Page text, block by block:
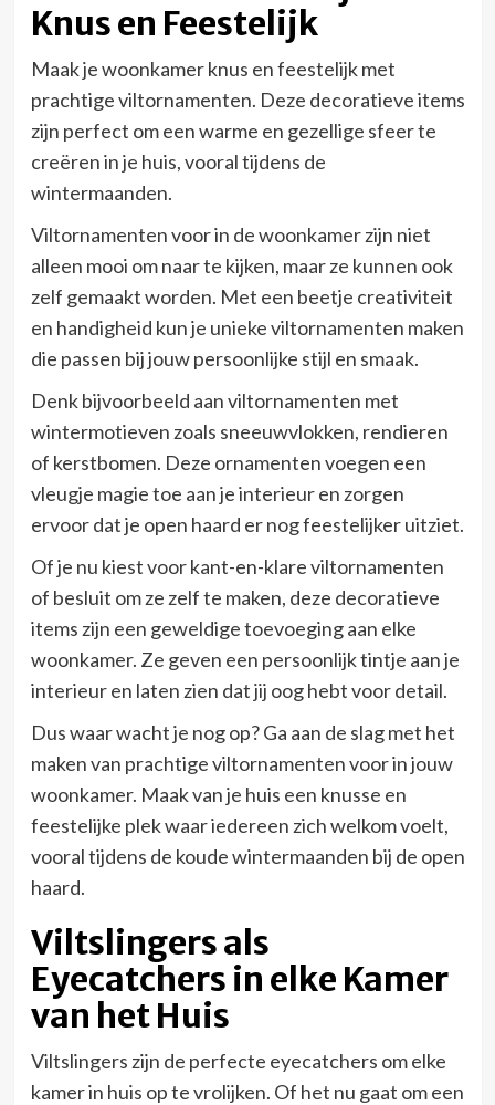
Knus en Feestelijk
Maak je woonkamer knus en feestelijk met
prachtige viltornamenten. Deze decoratieve items
zijn perfect om een warme en gezellige sfeer te
creëren in je huis, vooral tijdens de
wintermaanden.
Viltornamenten voor in de woonkamer zijn niet
alleen mooi om naar te kijken, maar ze kunnen ook
zelf gemaakt worden. Met een beetje creativiteit
en handigheid kun je unieke viltornamenten maken
die passen bij jouw persoonlijke stijl en smaak.
Denk bijvoorbeeld aan viltornamenten met
wintermotieven zoals sneeuwvlokken, rendieren
of kerstbomen. Deze ornamenten voegen een
vleugje magie toe aan je interieur en zorgen
ervoor dat je open haard er nog feestelijker uitziet.
Of je nu kiest voor kant-en-klare viltornamenten
of besluit om ze zelf te maken, deze decoratieve
items zijn een geweldige toevoeging aan elke
woonkamer. Ze geven een persoonlijk tintje aan je
interieur en laten zien dat jij oog hebt voor detail.
Dus waar wacht je nog op? Ga aan de slag met het
maken van prachtige viltornamenten voor in jouw
woonkamer. Maak van je huis een knusse en
feestelijke plek waar iedereen zich welkom voelt,
vooral tijdens de koude wintermaanden bij de open
haard.
Viltslingers als
Eyecatchers in elke Kamer
van het Huis
Viltslingers zijn de perfecte eyecatchers om elke
kamer in huis op te vrolijken. Of het nu gaat om een